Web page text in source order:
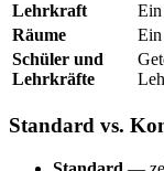
Lehrkraft
Ein
Räume
Ein
Schüler und
Lehrkräfte
Standard vs.